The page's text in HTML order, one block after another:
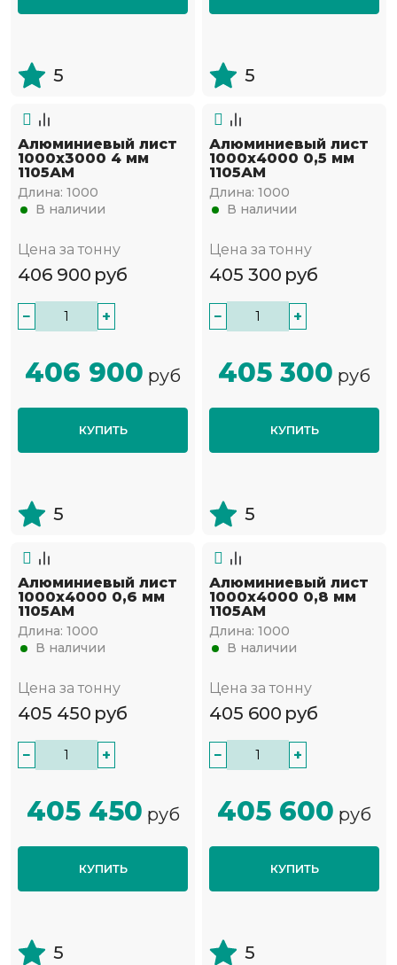
5 5
Алюминиевый лист
1000х3000 4 мм
1105АМ
Длина: 1000
В наличии
Цена за тонну
406 900 руб
− +
406 900 руб
КУПИТЬ
5
Алюминиевый лист
1000х4000 0,5 мм
1105АМ
Длина: 1000
В наличии
Цена за тонну
405 300 руб
− +
405 300 руб
КУПИТЬ
5
Алюминиевый лист
1000х4000 0,6 мм
1105АМ
Длина: 1000
В наличии
Цена за тонну
405 450 руб
− +
405 450 руб
КУПИТЬ
5
Алюминиевый лист
1000х4000 0,8 мм
1105АМ
Длина: 1000
В наличии
Цена за тонну
405 600 руб
− +
405 600 руб
КУПИТЬ
5